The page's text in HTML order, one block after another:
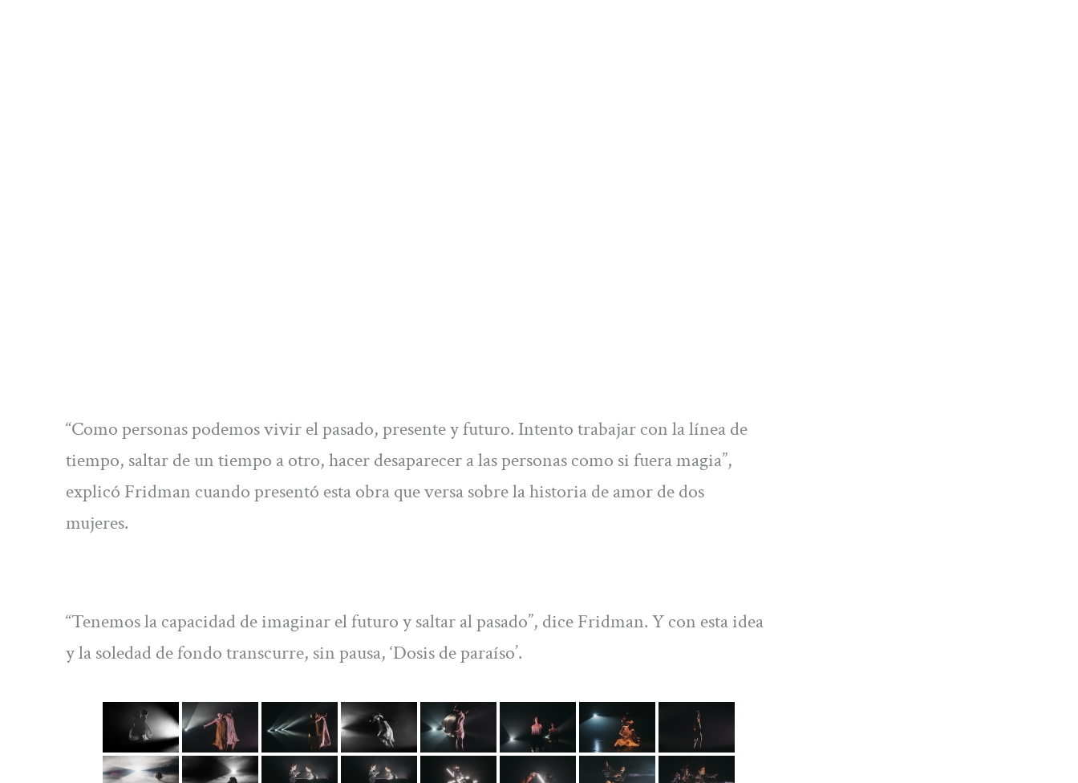
“Como personas podemos vivir el pasado, presente y futuro. Intento trabajar con la línea de
tiempo, saltar de un tiempo a otro, hacer desaparecer a las personas como si fuera magia”,
explicó Fridman cuando presentó esta obra que versa sobre la historia de amor de dos
mujeres.
“Tenemos la capacidad de imaginar el futuro y saltar al pasado”, dice Fridman. Y con esta idea
y la soledad de fondo transcurre, sin pausa, ‘Dosis de paraíso’.